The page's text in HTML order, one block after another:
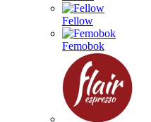
Fellow
Femobok